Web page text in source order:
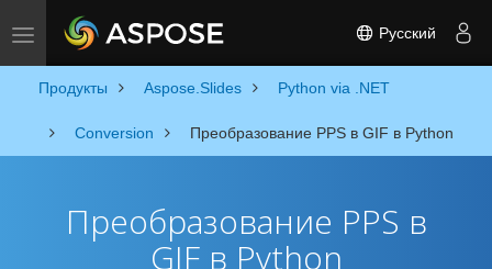
Toggle navigation Русский
Продукты Aspose.Slides Python via .NET
Conversion Преобразование PPS в GIF в Python
Преобразование PPS в
GIF в Python